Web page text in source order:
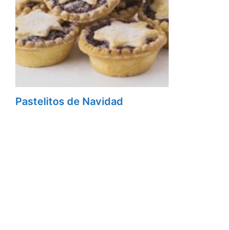
Pastelitos de Navidad